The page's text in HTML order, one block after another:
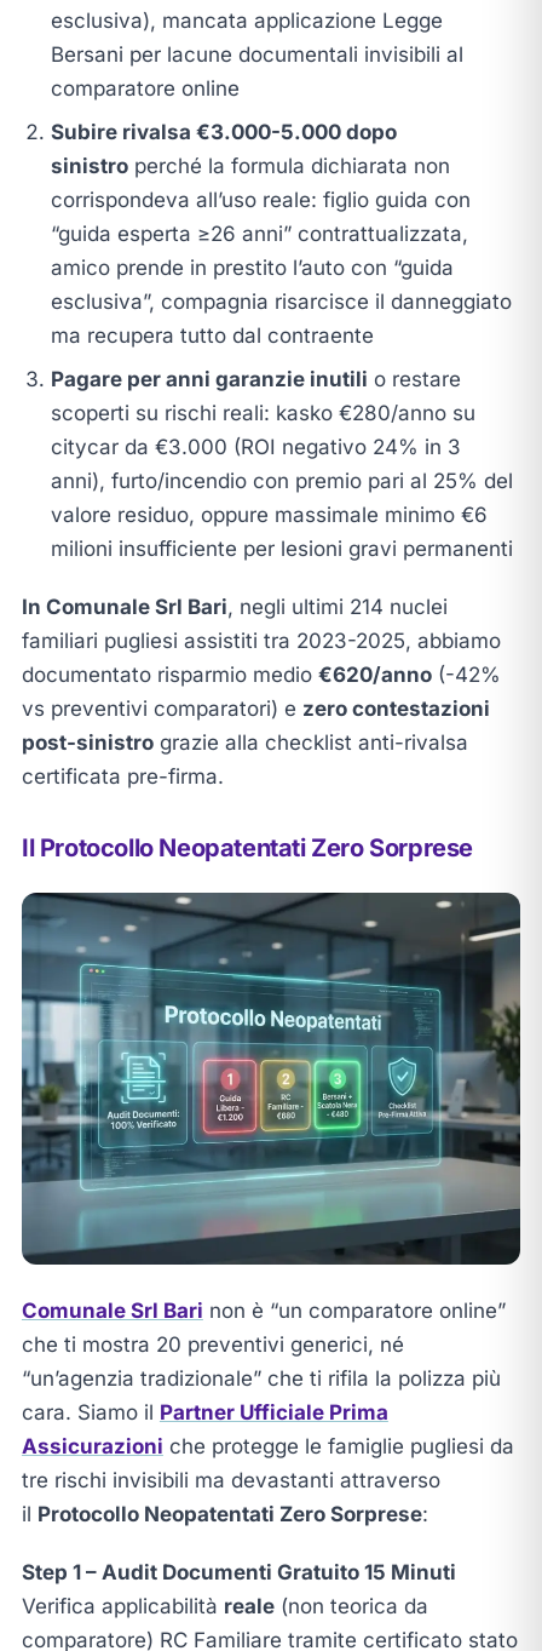
esclusiva), mancata applicazione Legge
Bersani per lacune documentali invisibili al
comparatore online
Subire rivalsa €3.000-5.000 dopo
sinistroperché la formula dichiarata non
corrispondeva all’uso reale: figlio guida con
“guida esperta ≥26 anni” contrattualizzata,
amico prende in prestito l’auto con “guida
esclusiva”, compagnia risarcisce il danneggiato
ma recupera tutto dal contraente
Pagare per anni garanzie inutili o restare
scoperti su rischi reali: kasko €280/anno su
citycar da €3.000 (ROI negativo 24% in 3
anni), furto/incendio con premio pari al 25% del
valore residuo, oppure massimale minimo €6
milioni insufficiente per lesioni gravi permanenti
In Comunale Srl Bari, negli ultimi 214 nuclei
familiari pugliesi assistiti tra 2023-2025, abbiamo
documentato risparmio medio €620/anno(-42%
vs preventivi comparatori) e zero contestazioni
post-sinistrograzie alla checklist anti-rivalsa
certificata pre-firma.
Il Protocollo Neopatentati Zero Sorprese
Comunale Srl Bari non è “un comparatore online”
che ti mostra 20 preventivi generici, né
“un’agenzia tradizionale” che ti rifila la polizza più
cara. Siamo il Partner Ufficiale Prima
Assicurazioni che protegge le famiglie pugliesi da
tre rischi invisibili ma devastanti attraverso
il Protocollo Neopatentati Zero Sorprese:
Step 1 – Audit Documenti Gratuito 15 Minuti
Verifica applicabilità reale(non teorica da
comparatore) RC Familiare tramite certificato stato